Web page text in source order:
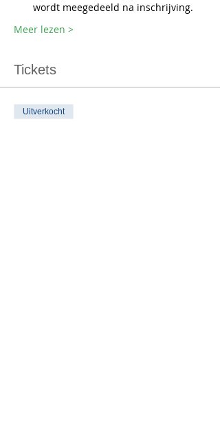
wordt meegedeeld na inschrijving.
Meer lezen >
Tickets
Uitverkocht